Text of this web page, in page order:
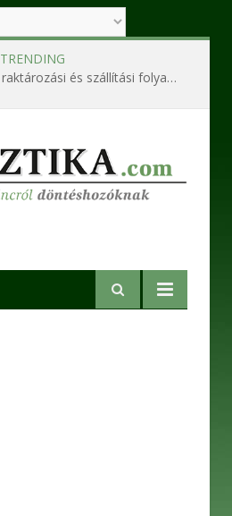
TRENDING
A pántolás szerepe a raktározási és szállítási folyamatokban